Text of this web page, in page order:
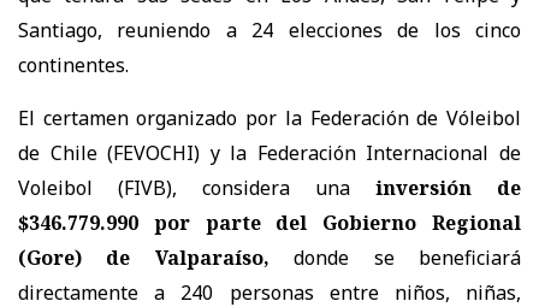
Santiago, reuniendo a 24 elecciones de los cinco
continentes.
El certamen organizado por la Federación de Vóleibol
de Chile (FEVOCHI) y la Federación Internacional de
Voleibol (FIVB), considera una
inversión de
$346.779.990 por parte del Gobierno Regional
(Gore) de Valparaíso,
donde se beneficiará
directamente a 240 personas entre niños, niñas,